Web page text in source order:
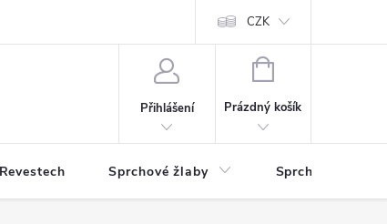
CZK
Přihlášení
NÁKUPNÍ
Prázdný košík
Revestech Sprchové žlaby Sprchové